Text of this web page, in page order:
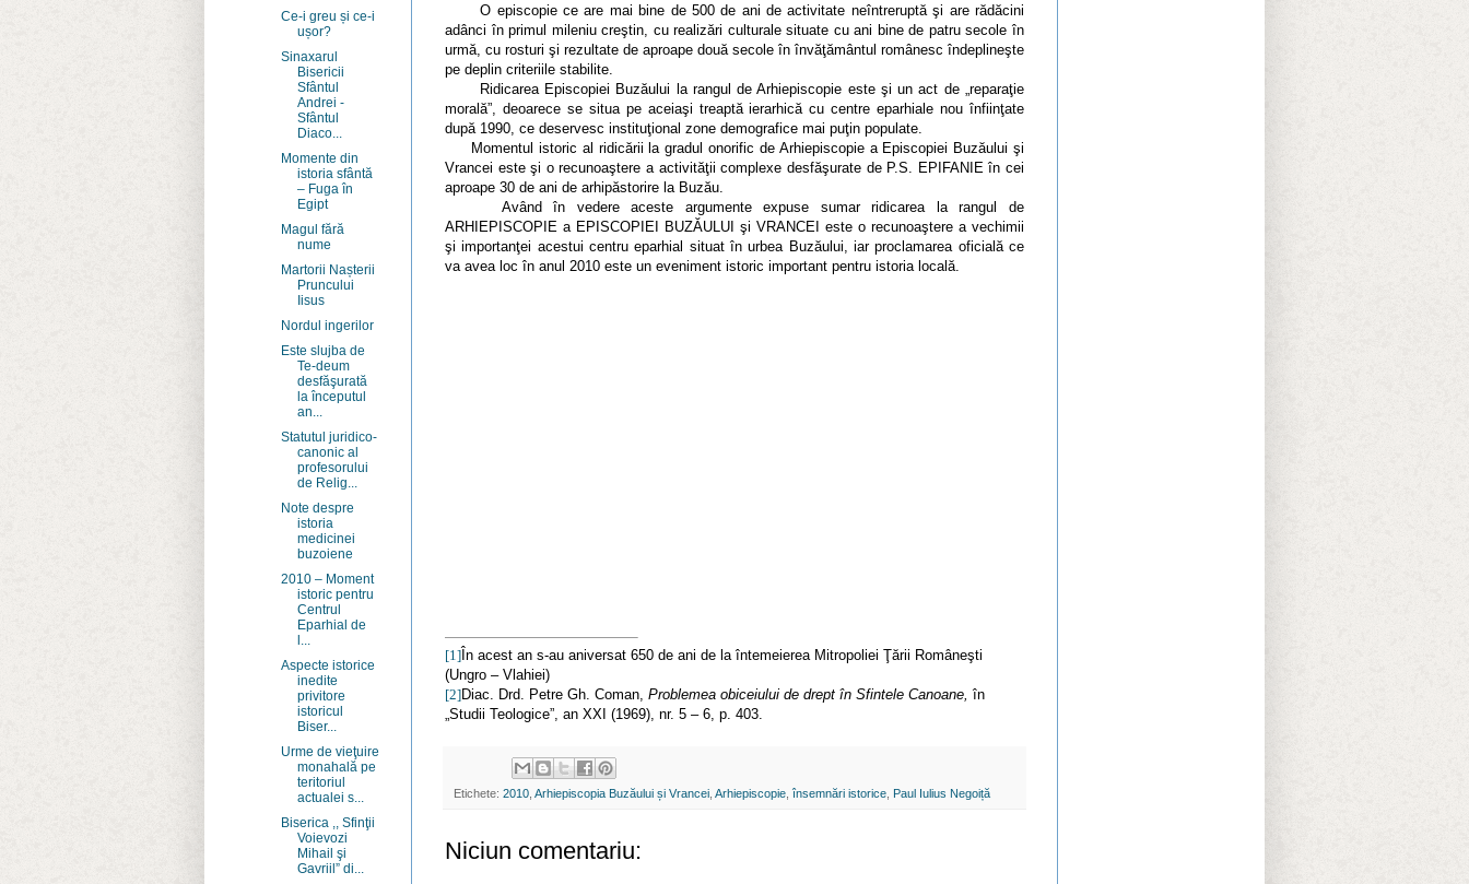
O episcopie ce are mai bine de 500 de ani de activitate neîntreruptă şi are rădăcini
adânci în primul mileniu creştin, cu realizări culturale situate cu ani bine de patru secole în
urmă, cu rosturi şi rezultate de aproape două secole în învăţământul românesc îndeplineşte
pe deplin criteriile stabilite.
Ridicarea Episcopiei Buzăului la rangul de Arhiepiscopie este şi un act de „reparaţie
morală”, deoarece se situa pe aceiaşi treaptă ierarhică cu centre eparhiale nou înfiinţate
după 1990, ce deservesc instituţional zone demografice mai puţin populate.
Momentul istoric al ridicării la gradul onorific de Arhiepiscopie a Episcopiei Buzăului şi
Vrancei este şi o recunoaştere a activităţii complexe desfăşurate de P.S. EPIFANIE în cei
aproape 30 de ani de arhipăstorire la Buzău.
Având în vedere aceste argumente expuse sumar ridicarea la rangul de
ARHIEPISCOPIE a EPISCOPIEI BUZĂULUI şi VRANCEI este o recunoaştere a vechimii
şi importanţei acestui centru eparhial situat în urbea Buzăului, iar proclamarea oficială ce
va avea loc în anul 2010 este un eveniment istoric important pentru istoria locală.
[1] În acest an s-au aniversat 650 de ani de la întemeierea Mitropoliei Ţării Româneşti
(Ungro – Vlahiei)
[2]Diac. Drd. Petre Gh. Coman, Problemea obiceiului de drept în Sfintele Canoane, în
„Studii Teologice”, an XXI (1969), nr. 5 – 6, p. 403.
Etichete: 2010 Arhiepiscopia Buzăului și Vrancei Arhiepiscopie însemnări istorice Paul Iulius Negoiță
Niciun comentariu:
Ce-i greu și ce-i
ușor?
Sinaxarul
Bisericii
Sfântul
Andrei -
Sfântul
Diaco...
Momente din
istoria sfântă
– Fuga în
Egipt
Magul fără
nume
Martorii Nașterii
Pruncului
Iisus
Nordul ingerilor
Este slujba de
Te-deum
desfăşurată
la începutul
an...
Statutul juridico-
canonic al
profesorului
de Relig...
Note despre
istoria
medicinei
buzoiene
2010 – Moment
istoric pentru
Centrul
Eparhial de
l...
Aspecte istorice
inedite
privitore
istoricul
Biser...
Urme de vieţuire
monahală pe
teritoriul
actualei s...
Biserica ,, Sfinţii
Voievozi
Mihail şi
Gavriil” di...